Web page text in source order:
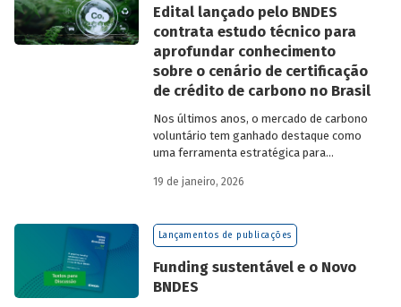
Edital lançado pelo BNDES
contrata estudo técnico para
aprofundar conhecimento
sobre o cenário de certificação
de crédito de carbono no Brasil
Nos últimos anos, o mercado de carbono
voluntário tem ganhado destaque como
uma ferramenta estratégica para
de carbono e demonstrar compromisso
19 de janeiro, 2026
Lançamentos de publicações
Funding sustentável e o Novo
BNDES